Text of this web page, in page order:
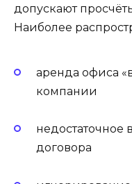
допускают
Наиболее
аренда офиса
компании
недостаточное
договора